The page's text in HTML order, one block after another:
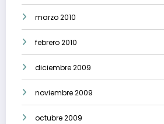
marzo 2010
febrero 2010
diciembre 2009
noviembre 2009
octubre 2009